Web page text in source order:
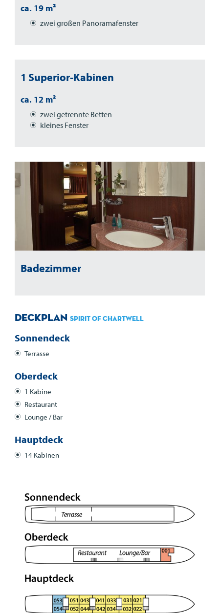
ca. 19 m²
zwei großen Panoramafenster
1 Superior-Kabinen
ca. 12 m²
zwei getrennte Betten
kleines Fenster
Badezimmer
Deckplan Spirit of Chartwell
Sonnendeck
Terrasse
Oberdeck
1 Kabine
Restaurant
Lounge / Bar
Hauptdeck
14 Kabinen